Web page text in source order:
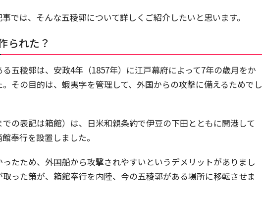
では、そんな五稜郭について詳しくご紹介したいと思います。
られた？
五稜郭は、安政4年（1857年）に江戸幕府によって7年の歳月をか
その目的は、蝦夷字を管理して、外国からの攻撃に備えるためでし
の表記は箱館）は、日米和親条約で伊豆の下田とともに開港して
奉行を設置しました。
ったため、外国船から攻撃されやすいというデメリットがありまし
った策が、箱館奉行を内陸、今の五稜郭がある場所に移転させま